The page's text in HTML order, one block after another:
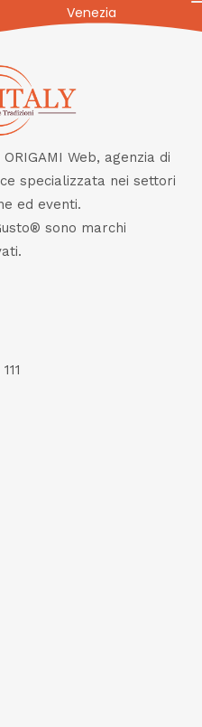
Venezia
Web, agenzia di
specializzata nei settori
ed eventi.
sono marchi